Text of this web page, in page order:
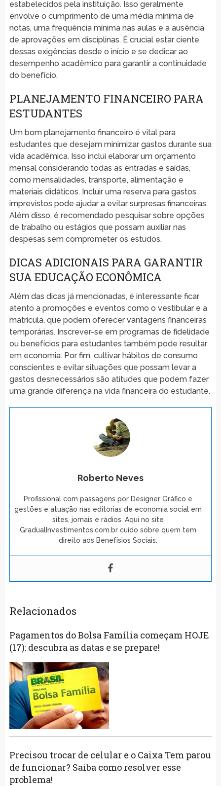
estabelecidos pela instituição. Isso geralmente
envolve o cumprimento de uma média mínima de
notas, uma frequência mínima nas aulas e a ausência
de aprovações em disciplinas. É crucial estar ciente
dessas exigências desde o início e se dedicar ao
desempenho acadêmico para garantir a continuidade
do benefício.
PLANEJAMENTO FINANCEIRO PARA
ESTUDANTES
Um bom planejamento financeiro é vital para
estudantes que desejam minimizar gastos durante sua
vida acadêmica. Isso inclui elaborar um orçamento
mensal considerando todas as entradas e saídas,
como mensalidades, transporte, alimentação e
materiais didáticos. Incluir uma reserva para gastos
imprevistos pode ajudar a evitar surpresas financeiras.
Além disso, é recomendado pesquisar sobre opções
de trabalho ou estágios que possam auxiliar nas
despesas sem comprometer os estudos.
DICAS ADICIONAIS PARA GARANTIR
SUA EDUCAÇÃO ECONÔMICA
Além das dicas já mencionadas, é interessante ficar
atento a promoções e eventos como o vestibular e a
matrícula, que podem oferecer vantagens financeiras
temporárias. Inscrever-se em programas de fidelidade
ou benefícios para estudantes também pode resultar
em economia. Por fim, cultivar hábitos de consumo
conscientes e evitar situações que possam levar a
gastos desnecessários são atitudes que podem fazer
uma grande diferença na vida financeira do estudante.
Roberto Neves
Profissional com passagens por Designer Gráfico e
gestões e atuação nas editorias de economia social em
sites, jornais e rádios. Aqui no site
GradualInvestimentos.com.br cuido sobre quem tem
direito aos Benefísios Sociais.
Relacionados
Pagamentos do Bolsa Família começam HOJE
(17): descubra as datas e se prepare!
Precisou trocar de celular e o Caixa Tem parou
de funcionar? Saiba como resolver esse
problema!